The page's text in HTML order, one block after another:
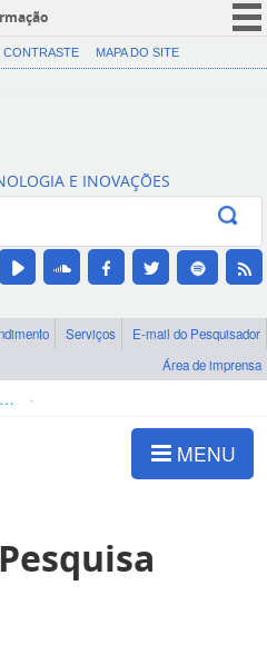
CORONAVÍRUS (COVID-19)
Canais
CONTRASTE MAPA DO SITE
E INOVAÇÕES
Serviços
E-mail do Pesquisador
Área de imprensa
Bolsas e Auxílios Vigentes
MENU